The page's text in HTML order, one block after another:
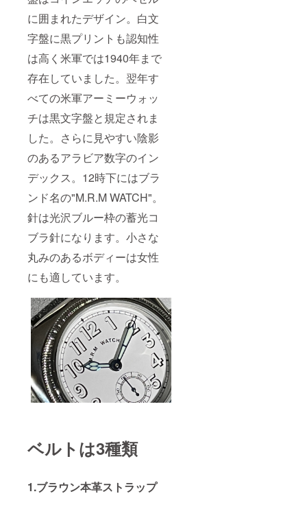
に囲まれたデザイン。白文
字盤に黒プリントも認知性
は高く米軍では1940年まで
存在していました。翌年す
べての米軍アーミーウォッ
チは黒文字盤と規定されま
した。さらに見やすい陰影
のあるアラビア数字のイン
デックス。12時下にはブラ
ンド名の"M.R.M WATCH"。
針は光沢ブルー枠の蓄光コ
ブラ針になります。小さな
丸みのあるボディーは女性
にも適しています。
ベルトは3種類
1.ブラウン本革ストラップ